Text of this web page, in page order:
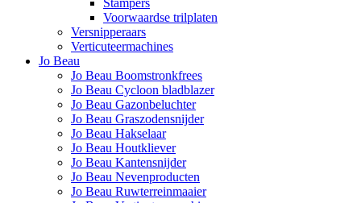
Voorwaardse trilplaten
Versnipperaars
Verticuteermachines
Jo Beau
Jo Beau Boomstronkfrees
Jo Beau Cycloon bladblazer
Jo Beau Gazonbeluchter
Jo Beau Graszodensnijder
Jo Beau Hakselaar
Jo Beau Houtkliever
Jo Beau Kantensnijder
Jo Beau Nevenproducten
Jo Beau Ruwterreinmaaier